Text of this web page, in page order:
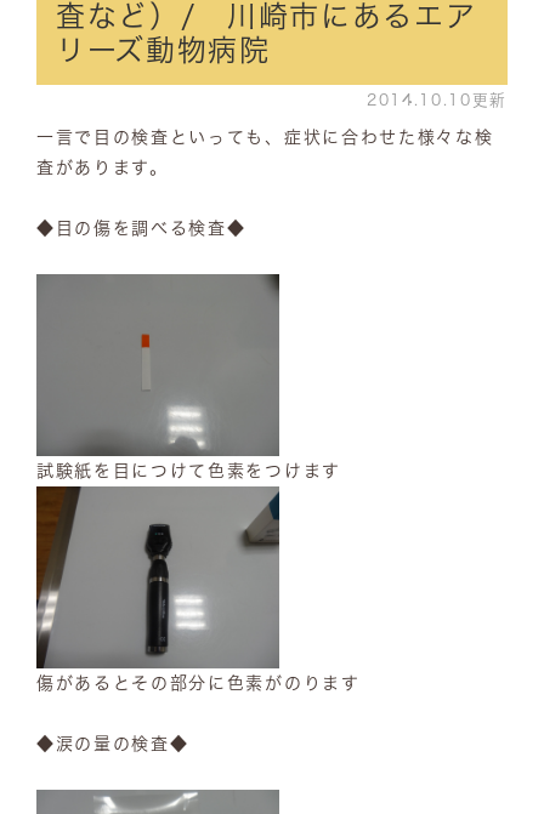
査など）/ 川崎市にあるエア
リーズ動物病院
2014.10.10更新
一言で目の検査といっても、症状に合わせた様々な検
査があります。
◆目の傷を調べる検査◆
試験紙を目につけて色素をつけます
傷があるとその部分に色素がのります
◆涙の量の検査◆